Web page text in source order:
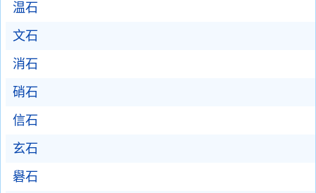
温石
文石
消石
硝石
信石
玄石
礜石